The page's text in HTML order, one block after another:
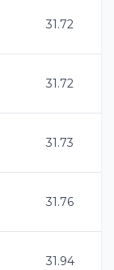
31.72
31.72
31.73
31.76
31.94